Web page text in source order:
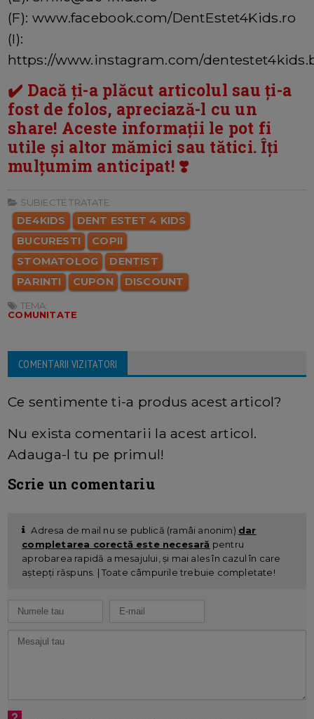
(F): www.facebook.com/DentEstet4Kids.ro
(I):
https://www.instagram.com/
✔️ Dacă ți-a plăcut articolul sau ți-a
fost de folos, apreciază-l cu un
share! Aceste informații le pot fi
utile și altor mămici sau tătici. Îți
mulțumim anticipat! ❣️
SUBIECTE TRATATE:
DE4KIDS
DENT ESTET 4 KIDS
BUCURESTI
COPII
STOMATOLOG
DENTIST
PARINTI
CUPON DISCOUNT
TEMA:
COMUNITATE
COMENTARII VIZITATORI
Ce sentimente ti-a produs acest articol?
Nu exista comentarii la acest articol.
Adauga-l tu pe primul!
Scrie un comentariu
Adresa de mail nu se publică (ramâi anonim) dar
completarea corectă este necesară pentru
aprobarea rapidă a mesajului, și mai ales în cazul în care
aștepți răspuns. | Toate câmpurile trebuie completate!